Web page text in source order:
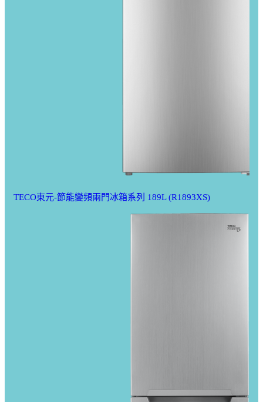
TECO東元-節能變頻兩門冰箱系列 189L (R1893XS)